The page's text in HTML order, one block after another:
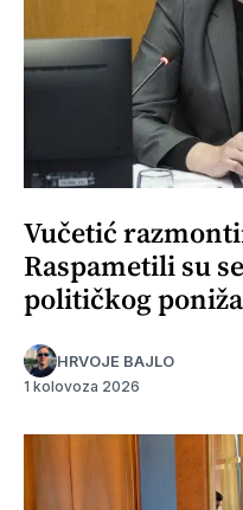
Vučetić
Raspametili su
političkog
HRVOJE BAJLO
1 kolovoza 2026